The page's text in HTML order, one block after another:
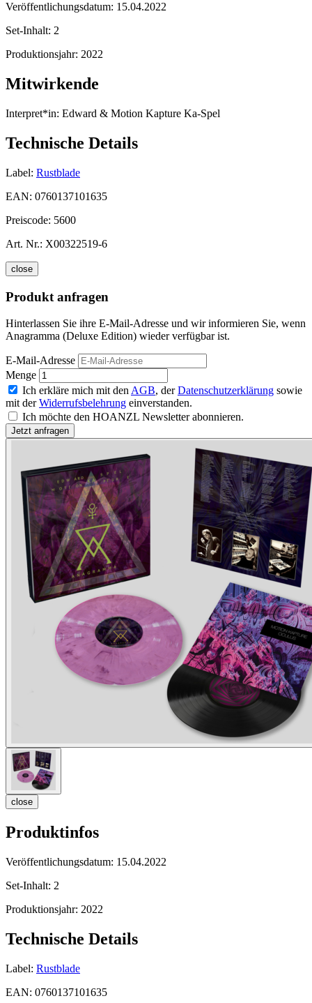
Veröffentlichungsdatum: 15.04.2022
Set-Inhalt: 2
Produktionsjahr: 2022
Mitwirkende
Interpret*in: Edward & Motion Kapture Ka-Spel
Technische Details
Label: Rustblade
EAN: 0760137101635
Preiscode: 5600
Art. Nr.: X00322519-6
close
Produkt anfragen
Hinterlassen Sie ihre E-Mail-Adresse und wir informieren Sie, wenn
Anagramma (Deluxe Edition) wieder verfügbar ist.
E-Mail-Adresse
Menge
Ich erkläre mich mit den AGB, derDatenschutzerklärung sowie
mit derWiderrufsbelehrung einverstanden.
Ich möchte den HOANZL Newsletter abonnieren.
close
Produktinfos
Veröffentlichungsdatum: 15.04.2022
Set-Inhalt: 2
Produktionsjahr: 2022
Technische Details
Label: Rustblade
EAN: 0760137101635